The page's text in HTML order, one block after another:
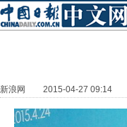
新浪网 2015-04-27 09:14